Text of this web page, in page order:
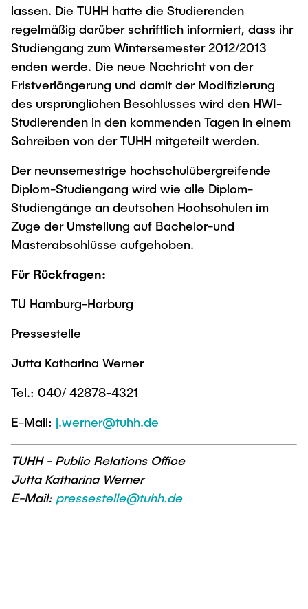
lassen. Die TUHH hatte die Studierenden
regelmäßig darüber schriftlich informiert, dass ihr
Studiengang zum Wintersemester 2012/2013
enden werde. Die neue Nachricht von der
Fristverlängerung und damit der Modifizierung
des ursprünglichen Beschlusses wird den HWI-
Studierenden in den kommenden Tagen in einem
Schreiben von der TUHH mitgeteilt werden.
Der neunsemestrige hochschulübergreifende
Diplom-Studiengang wird wie alle Diplom-
Studiengänge an deutschen Hochschulen im
Zuge der Umstellung auf Bachelor-und
Masterabschlüsse aufgehoben.
Für Rückfragen:
TU Hamburg-Harburg
Pressestelle
Jutta Katharina Werner
Tel.: 040/ 42878-4321
E-Mail: j.werner@tuhh.de
TUHH - Public Relations Office
Jutta Katharina Werner
E-Mail: pressestelle@tuhh.de